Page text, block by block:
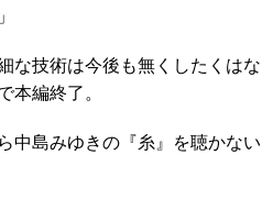
な技術は今後も無くしたくはな
本編終了。
中島みゆきの『糸』を聴かない